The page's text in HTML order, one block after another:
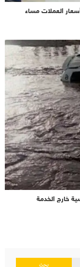
العملات مساء
خارج الخدمة